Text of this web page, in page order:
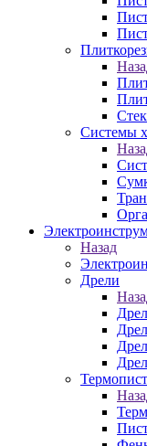
Системы
Назад
Дрели